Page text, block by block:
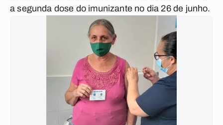
a segunda dose do imunizante no dia 26 de junho.